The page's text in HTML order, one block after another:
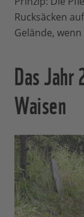
Rucksäcken
Gelände,
Das
Waisen